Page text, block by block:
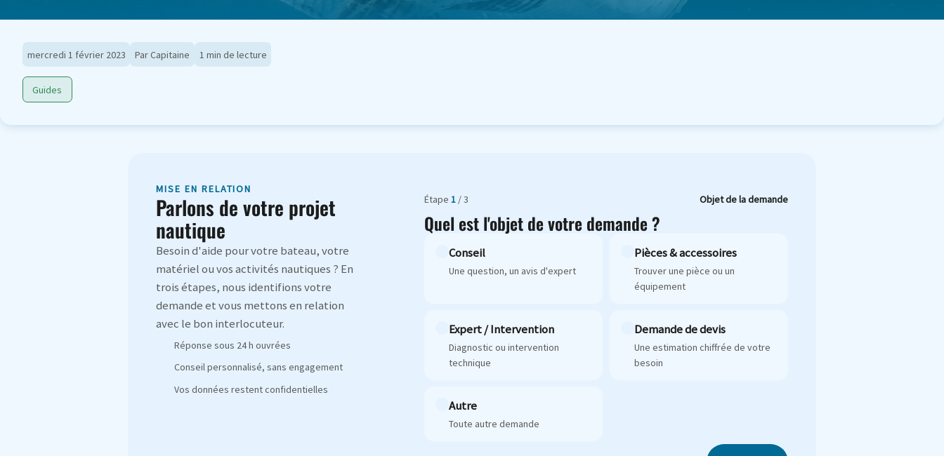
mercredi 1 février 2023 Par Capitaine 1 min de lecture
Guides
MISE EN RELATION
Parlons de votre projet
nautique
Besoin d'aide pour votre bateau, votre
matériel ou vos activités nautiques ? En
trois étapes, nous identifions votre
demande et vous mettons en relation
avec le bon interlocuteur.
Réponse sous 24 h ouvrées
Conseil personnalisé, sans engagement
Vos données restent confidentielles
Étape1 / 3 Objet de la demande
Quel est l'objet de votre demande ?
Conseil
Une question, un avis d'expert
Pièces & accessoires
Trouver une pièce ou un
équipement
Expert / Intervention
Diagnostic ou intervention
technique
Demande de devis
Une estimation chiffrée de votre
besoin
Autre
Toute autre demande